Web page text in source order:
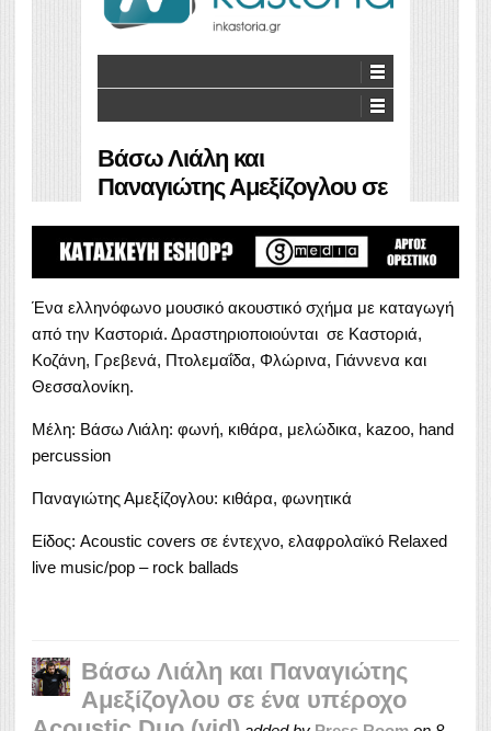
Ένα ελληνόφωνο μουσικό ακουστικό σχήμα με καταγωγή
από την Καστοριά. Δραστηριοποιούνται σε Καστοριά,
Κοζάνη, Γρεβενά, Πτολεμαΐδα, Φλώρινα, Γιάννενα και
Θεσσαλονίκη.
Μέλη: Βάσω Λιάλη: φωνή, κιθάρα, μελώδικα, kazoo, hand
percussion
Παναγιώτης Αμεξίζογλου: κιθάρα, φωνητικά
Είδος: Acoustic covers σε έντεχνο, ελαφρολαϊκό Relaxed
live music/pop – rock ballads
Βάσω Λιάλη και Παναγιώτης
Αμεξίζογλου σε ένα υπέροχο